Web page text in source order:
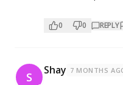
0 0 REPLY
S Shay 7 MONTHS